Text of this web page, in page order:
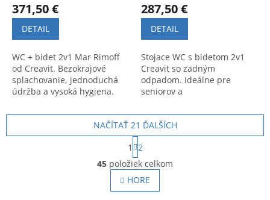
371,50 €
DETAIL
WC + bidet 2v1 Mar Rimoff
od Creavit. Bezokrajové
splachovanie, jednoduchá
údržba a vysoká hygiena.
pre vašu kúpeľňu.
287,50 €
DETAIL
Stojace WC s bidetom 2v1
Creavit so zadným
odpadom. Ideálne pre
seniorov a
Zabezpečuje komfort,
bezpečnosť a hygienu v
kúpeľni.
O
v
l
á
NAČÍTAŤ 21 ĎALŠÍCH
S
t
r
á
n
k
1
2
45 položiek celkom
HORE